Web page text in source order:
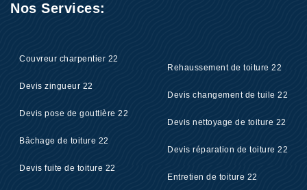
Nos Services:
Couvreur charpentier 22
Devis zingueur 22
Devis pose de gouttière 22
Bâchage de toiture 22
Devis fuite de toiture 22
Rehaussement de toiture 22
Devis changement de tuile 22
Devis nettoyage de toiture 22
Devis réparation de toiture 22
Entretien de toiture 22